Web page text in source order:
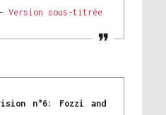
Version sous-titrée
n°6: Fozzi and